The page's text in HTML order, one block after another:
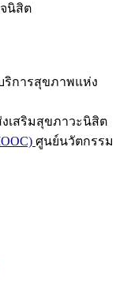
นิสิต
ริการสุขภาพแห่ง
เสริมสุขภาวะนิสิต
ศูนย์นวัตกรรม